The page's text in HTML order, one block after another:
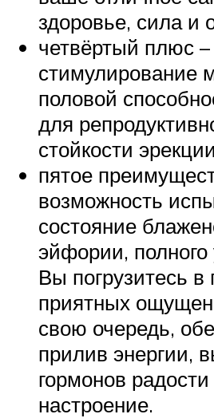
здоровье, сила и
четвёртый плюс –
стимулирование
половой
для
стойкости
пятое
возможность
состояние
эйфории, полного
Вы погрузитесь в
приятных
свою очередь,
прилив энергии,
гормонов
настроение.